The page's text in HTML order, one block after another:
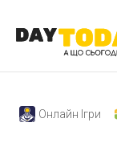
Онлайн Ігри